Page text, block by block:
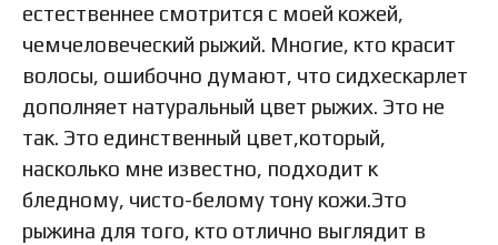
естественнее смотрится с моей кожей,
чемчеловеческий рыжий. Многие, кто красит
волосы, ошибочно думают, что сидхескарлет
дополняет натуральный цвет рыжих. Это не
так. Это единственный цвет,который,
насколько мне известно, подходит к
бледному, чисто-белому тону кожи.Это
рыжина для того, кто отлично выглядит в